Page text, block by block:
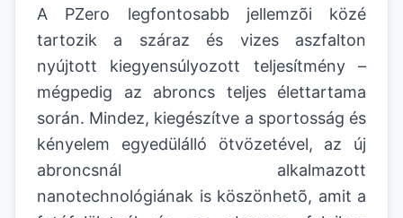
A PZero legfontosabb jellemzõi közé
tartozik a száraz és vizes aszfalton
nyújtott kiegyensúlyozott teljesítmény –
mégpedig az abroncs teljes élettartama
során. Mindez, kiegészítve a sportosság és
kényelem egyedülálló ötvözetével, az új
abroncsnál alkalmazott
nanotechnológiának is köszönhetõ, amit a